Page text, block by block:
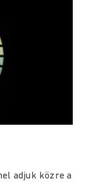
adjuk közre a